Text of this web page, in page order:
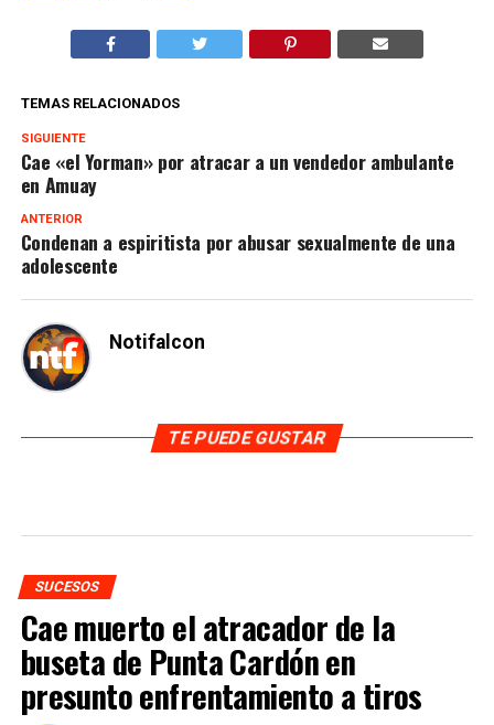
TEMAS RELACIONADOS
SIGUIENTE
Cae «el Yorman» por atracar a un vendedor ambulante
en Amuay
ANTERIOR
Condenan a espiritista por abusar sexualmente de una
adolescente
Notifalcon
TE PUEDE GUSTAR
SUCESOS
Cae muerto el atracador de la
buseta de Punta Cardón en
presunto enfrentamiento a tiros